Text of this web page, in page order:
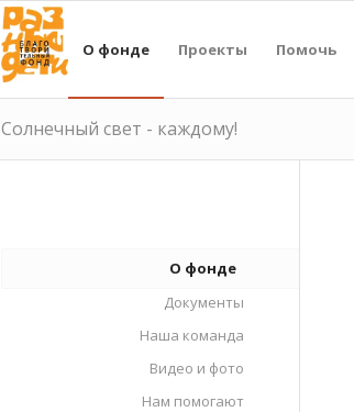
О фонде Проекты Помочь
Солнечный свет - каждому!
О фонде
Документы
Наша команда
Видео и фото
Нам помогают